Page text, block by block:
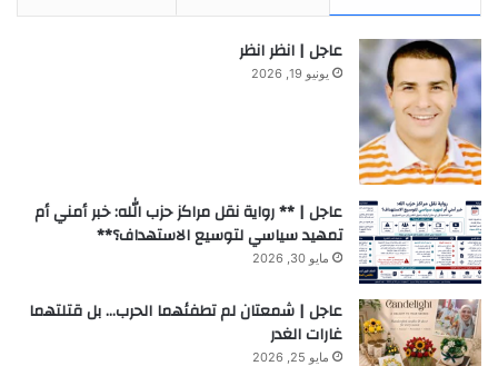
عاجل | انظر انظر
يونيو 19, 2026
عاجل | ** رواية نقل مراكز حزب الله: خبر أمني أم
تمهيد سياسي لتوسيع الاستهداف؟**
مايو 30, 2026
عاجل | شمعتان لم تطفئهما الحرب… بل قتلتهما
غارات الغدر
مايو 25, 2026